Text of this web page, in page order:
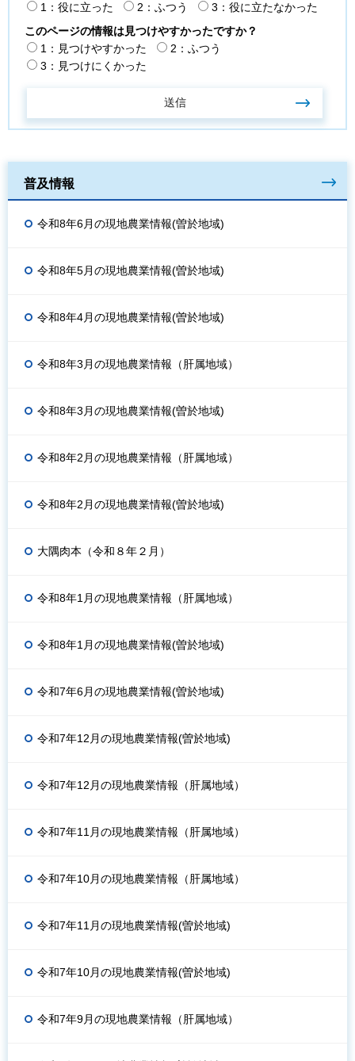
1：役に立った
2：ふつう
3：役に立たなかった
このページの情報は見つけやすかったですか？
1：見つけやすかった
2：ふつう
3：見つけにくかった
普及情報
令和8年6月の現地農業情報(曽於地域)
令和8年5月の現地農業情報(曽於地域)
令和8年4月の現地農業情報(曽於地域)
令和8年3月の現地農業情報（肝属地域）
令和8年3月の現地農業情報(曽於地域)
令和8年2月の現地農業情報（肝属地域）
令和8年2月の現地農業情報(曽於地域)
大隅肉本（令和８年２月）
令和8年1月の現地農業情報（肝属地域）
令和8年1月の現地農業情報(曽於地域)
令和7年6月の現地農業情報(曽於地域)
令和7年12月の現地農業情報(曽於地域)
令和7年12月の現地農業情報（肝属地域）
令和7年11月の現地農業情報（肝属地域）
令和7年10月の現地農業情報（肝属地域）
令和7年11月の現地農業情報(曽於地域)
令和7年10月の現地農業情報(曽於地域)
令和7年9月の現地農業情報（肝属地域）